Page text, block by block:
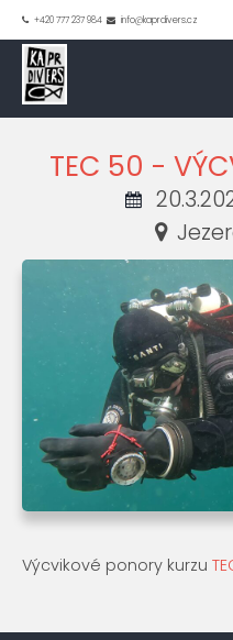
+420 777 237 984 info@kaprdivers.cz
TEC 50 -
Výcvikové ponory kurzu